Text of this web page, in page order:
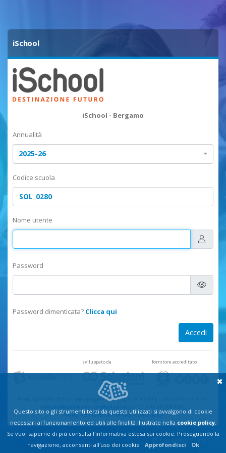
iSchool
iSchool - Bergamo
Annualità
2025-26
Codice scuola
Nome utente
Password
Password dimenticata? Clicca qui
sviluppato da fornitore accreditato
© Copyright 2002-2026, Gruppo Spaggiari Parma S.p.A. Parma Italy
www.scuolaonline.info
info@soluzione.eu
Privacy-Comunicazioni privacy-Cookie policy
Questo sito o gli strumenti terzi da questo utilizzati si avvalgono di cookie
necessari al funzionamento ed utili alle finalità illustrate nella cookie policy.
Se vuoi saperne di più consulta l'informativa estesa sui cookie. Proseguendo la
navigazione, acconsenti all'uso dei cookie
Approfondisci Ok